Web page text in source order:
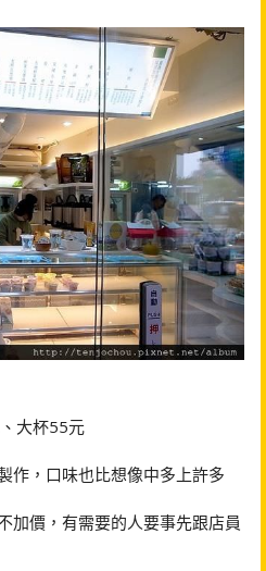
大杯55元
作，口味也比想像中多上許多
加價，有需要的人要事先跟店員